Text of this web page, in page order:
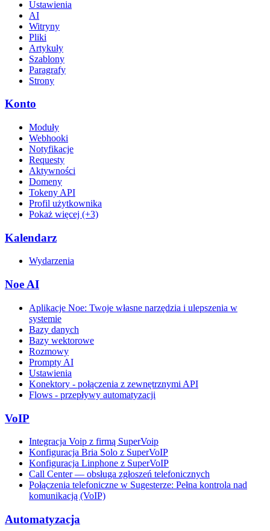
Ustawienia
AI
Witryny
Pliki
Artykuły
Szablony
Paragrafy
Strony
Konto
Moduły
Webhooki
Notyfikacje
Requesty
Aktywności
Domeny
Tokeny API
Profil użytkownika
Pokaż więcej (+3)
Kalendarz
Wydarzenia
Noe AI
Aplikacje Noe: Twoje własne narzędzia i ulepszenia w
systemie
Bazy danych
Bazy wektorowe
Rozmowy
Prompty AI
Ustawienia
Konektory - połączenia z zewnętrznymi API
Flows - przepływy automatyzacji
VoIP
Integracja Voip z firmą SuperVoip
Konfiguracja Bria Solo z SuperVoIP
Konfiguracja Linphone z SuperVoIP
Call Center — obsługa zgłoszeń telefonicznych
Połączenia telefoniczne w Sugesterze: Pełna kontrola nad
komunikacją (VoIP)
Automatyzacja